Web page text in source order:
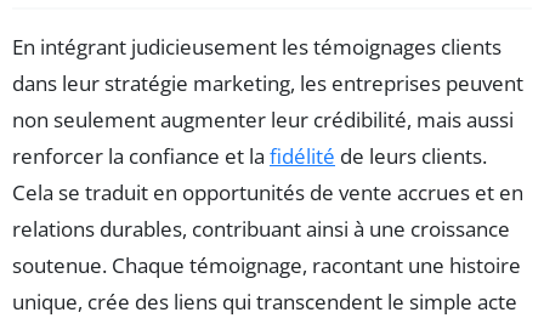
En intégrant judicieusement les témoignages clients
dans leur stratégie marketing, les entreprises peuvent
non seulement augmenter leur crédibilité, mais aussi
renforcer la confiance et la fidélité de leurs clients.
Cela se traduit en opportunités de vente accrues et en
relations durables, contribuant ainsi à une croissance
soutenue. Chaque témoignage, racontant une histoire
unique, crée des liens qui transcendent le simple acte